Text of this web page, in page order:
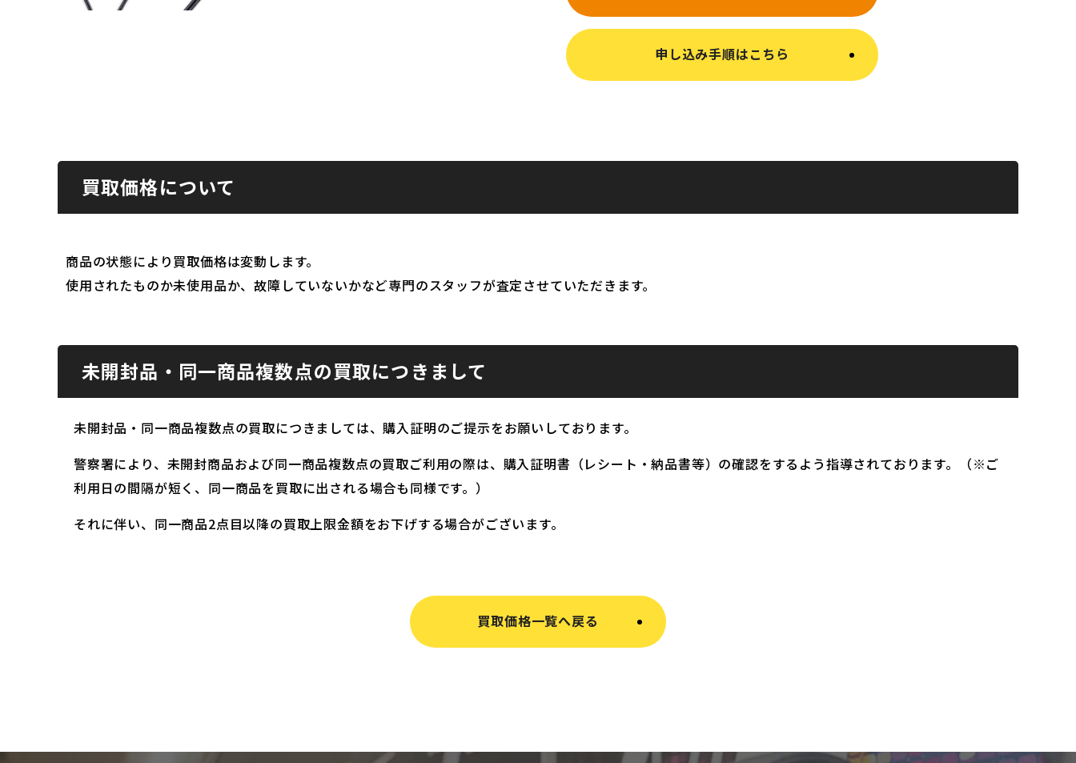
申し込み手順はこちら
買取価格について
商品の状態により買取価格は変動します。
使用されたものか未使用品か、故障していないかなど専門のスタッフが査定させていただきます。
未開封品・同一商品複数点の買取につきまして
未開封品・同一商品複数点の買取につきましては、購入証明のご提示をお願いしております。
警察署により、未開封商品および同一商品複数点の買取ご利用の際は、購入証明書（レシート・納品書等）の確認をするよう指導されております。（※ご
利用日の間隔が短く、同一商品を買取に出される場合も同様です。）
それに伴い、同一商品2点目以降の買取上限金額をお下げする場合がございます。
買取価格一覧へ戻る